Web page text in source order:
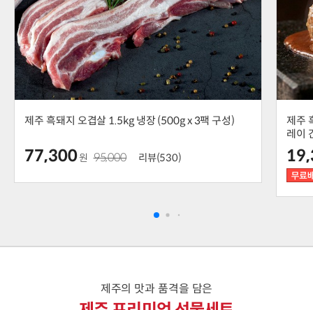
제주 흑돼지 오겹살 1.5kg 냉장 (500g x 3팩 구성)
77,300원 95,000 리뷰(530)
제주
레이
차이
제주의 맛과 품격을 담은